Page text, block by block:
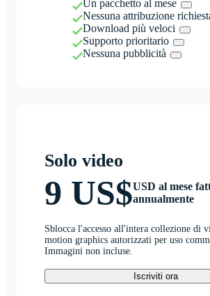
Un pacchetto al mese
Nessuna attribuzione
Download più veloci
Supporto prioritario
Nessuna pubblicità
Solo video
9 US$USD al mese
annualmente
Sblocca l'accesso all'intera collezione di
motion graphics autorizzati per uso
Immagini non incluse.
Iscriviti ora